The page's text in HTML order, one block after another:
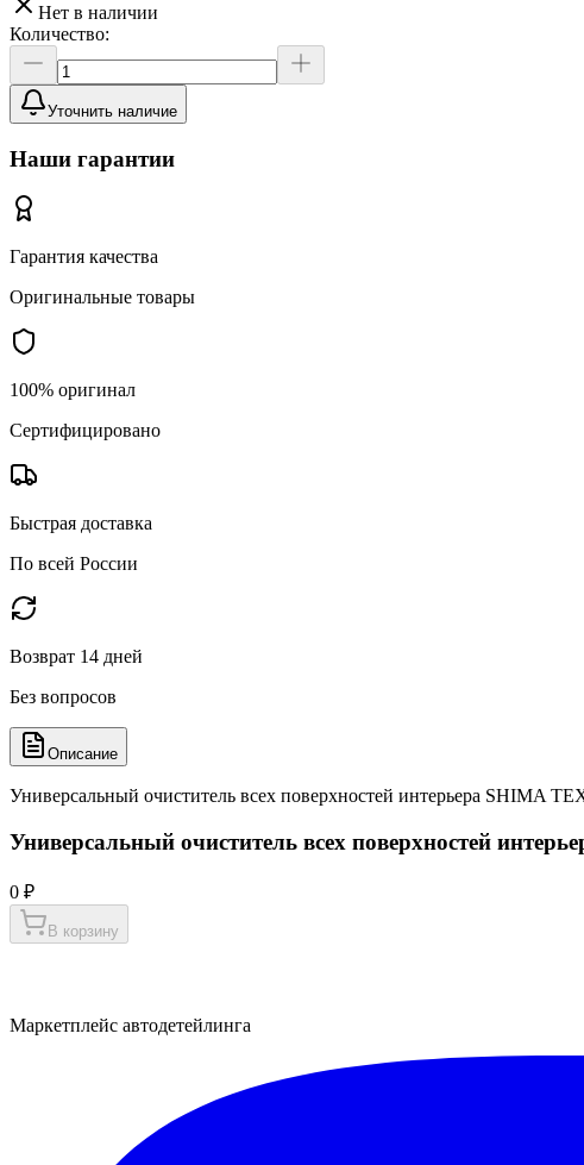
Нет в наличии
Количество:
Уточнить наличие
Наши гарантии
Гарантия качества
Оригинальные товары
100% оригинал
Сертифицировано
Быстрая доставка
По всей России
Возврат 14 дней
Без вопросов
Описание
Универсальный очиститель всех поверхностей интерьера SHIMA
Универсальный очиститель всех поверхностей
0 ₽
В корзину
Маркетплейс автодетейлинга